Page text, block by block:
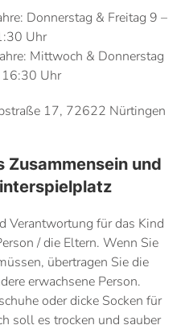
Donnerstag & Freitag 9 –
Uhr
Mittwoch & Donnerstag
16:30 Uhr
17, 72622 Nürtingen
Zusammensein und
Verantwortung für das Kind
/ die Eltern. Wenn Sie
übertragen Sie die
erwachsene Person.
oder dicke Socken für
soll es trocken und sauber